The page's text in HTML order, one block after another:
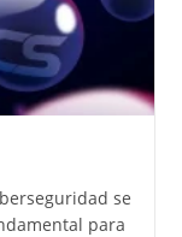
se
para